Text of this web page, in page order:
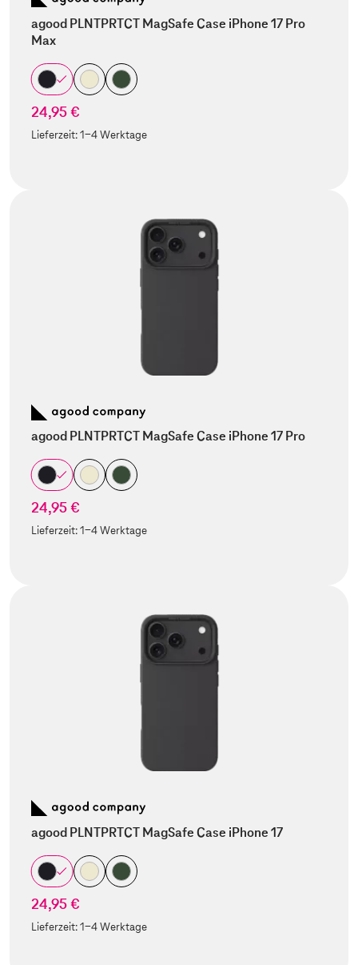
agood PLNTPRTCT MagSafe Case iPhone 17 Pro
Max
24,95 €
Lieferzeit:1-4 Werktage
agood PLNTPRTCT MagSafe Case iPhone 17 Pro
24,95 €
Lieferzeit:1-4 Werktage
agood PLNTPRTCT MagSafe Case iPhone 17
24,95 €
Lieferzeit:1-4 Werktage